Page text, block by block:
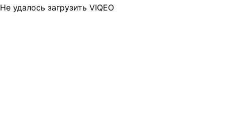
Не удалось загрузить VIQEO